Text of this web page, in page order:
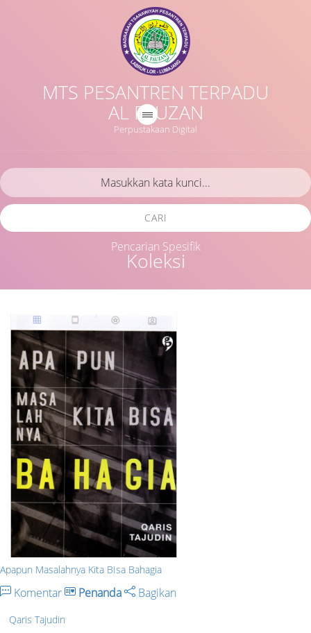
MTS PESANTREN TERPADU
AL FAUZAN
Perpustakaan Digital
Koleksi
CARI
Pencarian Spesifik
Apapun Masalahnya Kita BIsa Bahagia
Komentar Penanda Bagikan
Qaris Tajudin